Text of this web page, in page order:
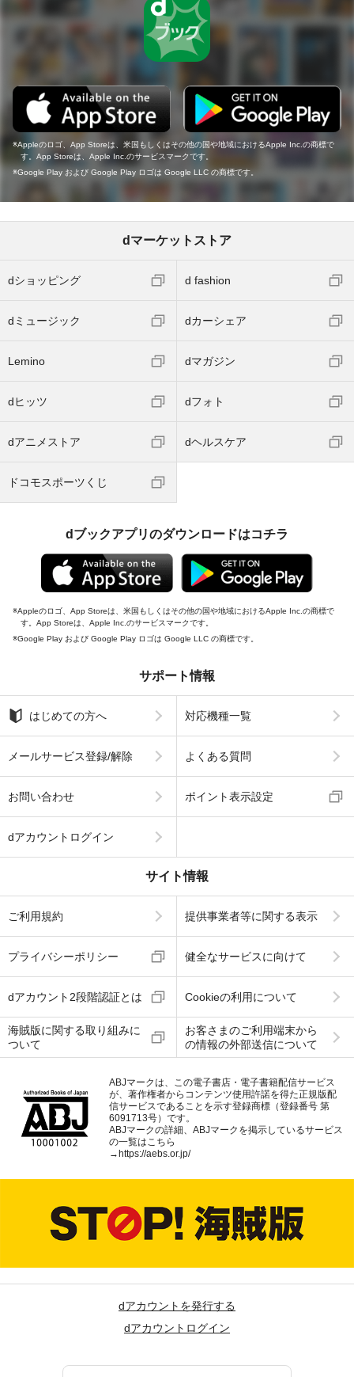
Appleのロゴ、App Storeは、米国もしくはその他の国や地域におけるApple Inc.の商標で
す。App Storeは、Apple Inc.のサービスマークです。
Google Play および Google Play ロゴは Google LLC の商標です。
dマーケットストア
dショッピング d fashion
dミュージック dカーシェア
Lemino dマガジン
dヒッツ dフォト
dアニメストア dヘルスケア
ドコモスポーツくじ
dブックアプリのダウンロードはコチラ
Appleのロゴ、App Storeは、米国もしくはその他の国や地域におけるApple Inc.の商標で
す。App Storeは、Apple Inc.のサービスマークです。
Google Play および Google Play ロゴは Google LLC の商標です。
サポート情報
はじめての方へ 対応機種一覧
メールサービス登録/解除 よくある質問
お問い合わせ ポイント表示設定
dアカウントログイン
サイト情報
ご利用規約 提供事業者等に関する表示
プライバシーポリシー 健全なサービスに向けて
dアカウント2段階認証とは Cookieの利用について
海賊版に関する取り組みに
ついて
お客さまのご利用端末から
の情報の外部送信について
ABJマークは、この電子書店・電子書籍配信サービス
が、著作権者からコンテンツ使用許諾を得た正規版配
信サービスであることを示す登録商標（登録番号 第
6091713号）です。
ABJマークの詳細、ABJマークを掲示しているサービス
の一覧はこちら
→https://aebs.or.jp/
dアカウントを発行する
dアカウントログイン